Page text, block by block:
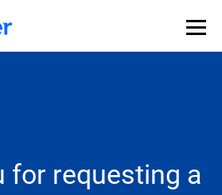
for requesting a